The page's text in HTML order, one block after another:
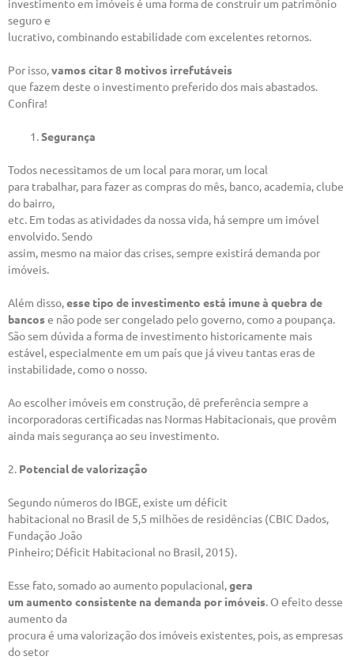
investimento em imóveis é uma forma de construir um patrimônio
seguro e
lucrativo, combinando estabilidade com excelentes retornos.
Por isso,vamos citar 8 motivos irrefutáveis
que fazem deste o investimento preferido dos mais abastados.
Confira!
Segurança
Todos necessitamos de um local para morar, um local
para trabalhar, para fazer as compras do mês, banco, academia, clube
do bairro,
etc. Em todas as atividades da nossa vida, há sempre um imóvel
envolvido. Sendo
assim, mesmo na maior das crises, sempre existirá demanda por
imóveis.
Além disso,esse tipo de investimento está imune à quebra de
bancos e não pode ser congelado pelo governo, como a poupança.
São sem dúvida a forma de investimento historicamente mais
estável, especialmente em um país que já viveu tantas eras de
instabilidade, como o nosso.
Ao escolher imóveis em construção, dê preferência sempre a
incorporadoras certificadas nas Normas Habitacionais, que provêm
ainda mais segurança ao seu investimento.
2. Potencial de valorização
Segundo números do IBGE, existe um déficit
habitacional no Brasil de 5,5 milhões de residências (CBIC Dados,
Fundação João
Pinheiro; Déficit Habitacional no Brasil, 2015).
Esse fato, somado ao aumento populacional,gera
um aumento consistente na demanda por imóveis. O efeito desse
aumento da
procura é uma valorização dos imóveis existentes, pois, as empresas
do setor